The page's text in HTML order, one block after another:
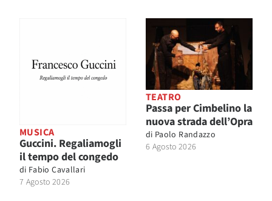
MUSICA
Guccini. Regaliamogli
il tempo del congedo
di Fabio Cavallari
7 Agosto 2026
TEATRO
Passa per Cimbelino la
nuova strada dell’Opra
di Paolo Randazzo
6 Agosto 2026